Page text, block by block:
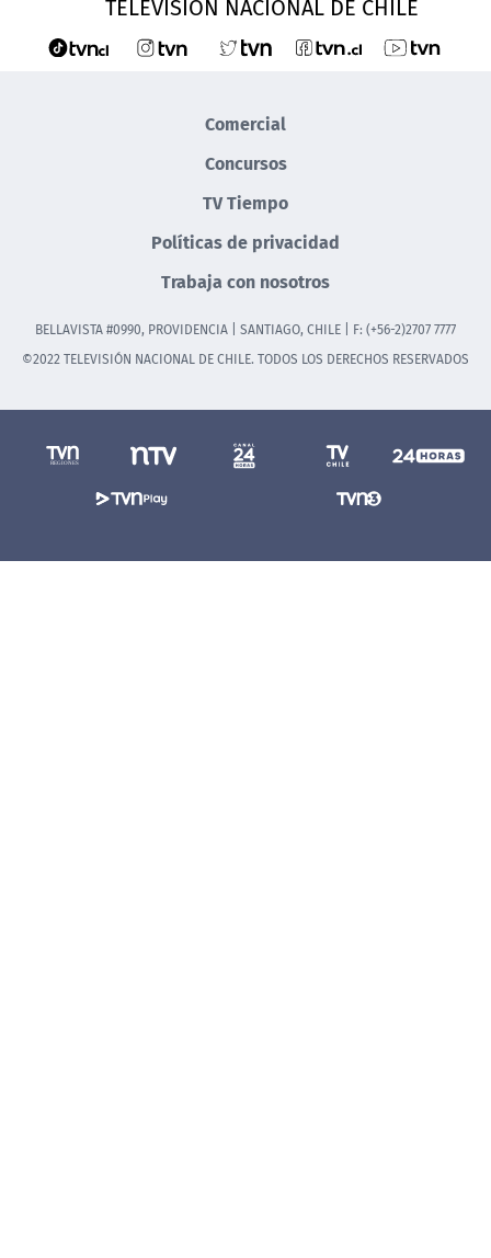
TELEVISIÓN NACIONAL DE CHILE
Comercial
Concursos
TV Tiempo
Políticas de privacidad
Trabaja con nosotros
BELLAVISTA #0990, PROVIDENCIA | SANTIAGO, CHILE | F: (+56-2)2707 7777
©2022 TELEVISIÓN NACIONAL DE CHILE. TODOS LOS DERECHOS RESERVADOS